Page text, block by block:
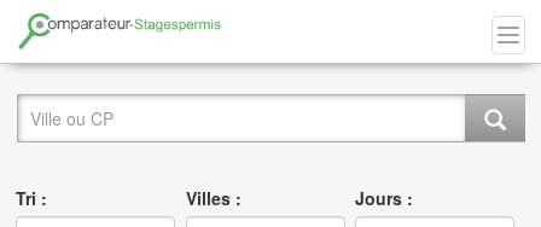
Tri : Villes : Jours :